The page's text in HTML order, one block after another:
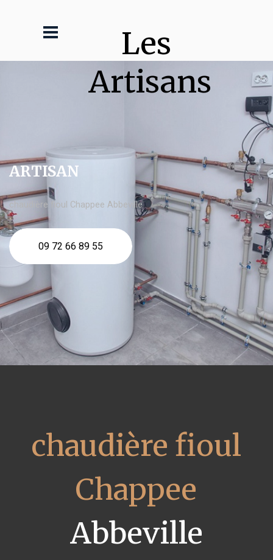
Les
Artisans
ARTISAN
chaudière fioul Chappee Abbeville
09 72 66 89 55
chaudière fioul
Chappee
Abbeville